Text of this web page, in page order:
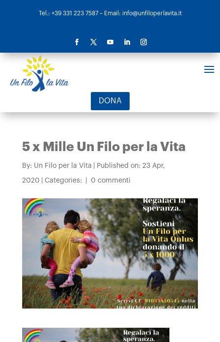
Tel.: +39 331 223 7587– Email: info@unfiloperlavita.it
DONA
5 x Mille Un Filo per la Vita
By: Un Filo per la Vita Published on: 23 Apr,
2020 Categories: 0 commenti